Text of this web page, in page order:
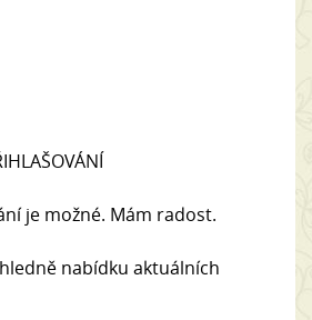
je možné. Mám radost.
nabídku aktuálních